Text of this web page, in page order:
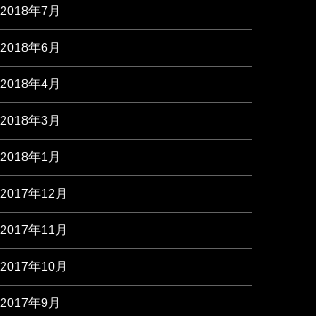
2018年7月
2018年6月
2018年4月
2018年3月
2018年1月
2017年12月
2017年11月
2017年10月
2017年9月